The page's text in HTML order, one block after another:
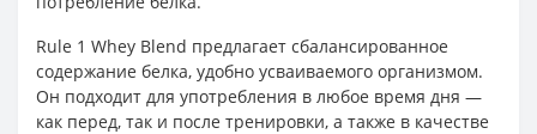
Rule 1 Whey Blend предлагает сбалансированное
содержание белка, удобно усваиваемого организмом.
Он подходит для употребления в любое время дня —
как перед, так и после тренировки, а также в качестве